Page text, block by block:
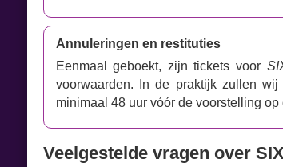
Annuleringen en restituties
Eenmaal geboekt, zijn tickets voor
voorwaarden. In de praktijk zullen
minimaal 48 uur vóór de voorstelling
Veelgestelde vragen over